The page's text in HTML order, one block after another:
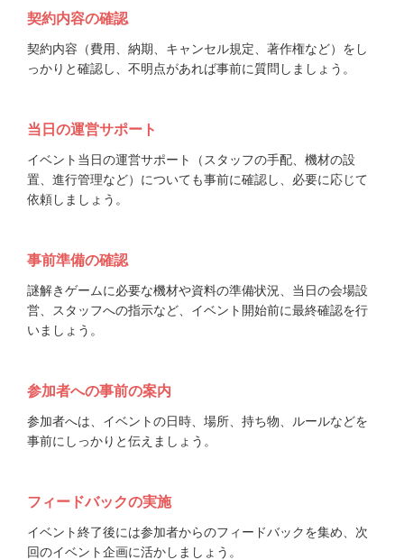
契約内容の確認
契約内容（費用、納期、キャンセル規定、著作権など）をし
っかりと確認し、不明点があれば事前に質問しましょう。
当日の運営サポート
イベント当日の運営サポート（スタッフの手配、機材の設
置、進行管理など）についても事前に確認し、必要に応じて
依頼しましょう。
事前準備の確認
謎解きゲームに必要な機材や資料の準備状況、当日の会場設
営、スタッフへの指示など、イベント開始前に最終確認を行
いましょう。
参加者への事前の案内
参加者へは、イベントの日時、場所、持ち物、ルールなどを
事前にしっかりと伝えましょう。
フィードバックの実施
イベント終了後には参加者からのフィードバックを集め、次
回のイベント企画に活かしましょう。